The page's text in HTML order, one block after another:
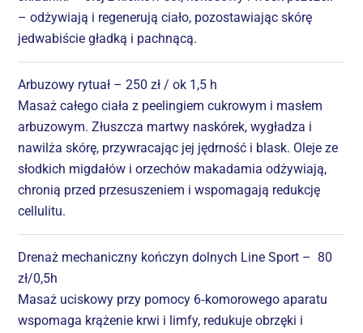
– odżywiają i regenerują ciało, pozostawiając skórę
jedwabiście gładką i pachnącą.
Arbuzowy rytuał – 250 zł / ok 1,5 h
Masaż całego ciała z peelingiem cukrowym i masłem
arbuzowym. Złuszcza martwy naskórek, wygładza i
nawilża skórę, przywracając jej jędrność i blask. Oleje ze
słodkich migdałów i orzechów makadamia odżywiają,
chronią przed przesuszeniem i wspomagają redukcję
cellulitu.
Drenaż mechaniczny kończyn dolnych Line Sport – 80
zł/0,5h
Masaż uciskowy przy pomocy 6‑komorowego aparatu
wspomaga krążenie krwi i limfy, redukuje obrzęki i